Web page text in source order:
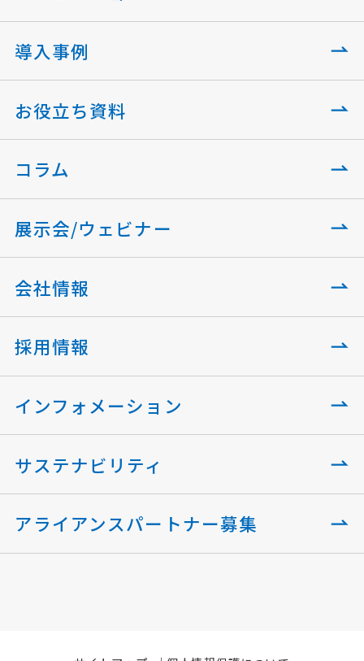
導入事例
お役立ち資料
コラム
展示会/ウェビナー
会社情報
採用情報
インフォメーション
サステナビリティ
アライアンスパートナー募集